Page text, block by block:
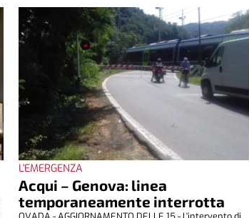
L'EMERGENZA
Acqui – Genova: linea
temporaneamente interrotta